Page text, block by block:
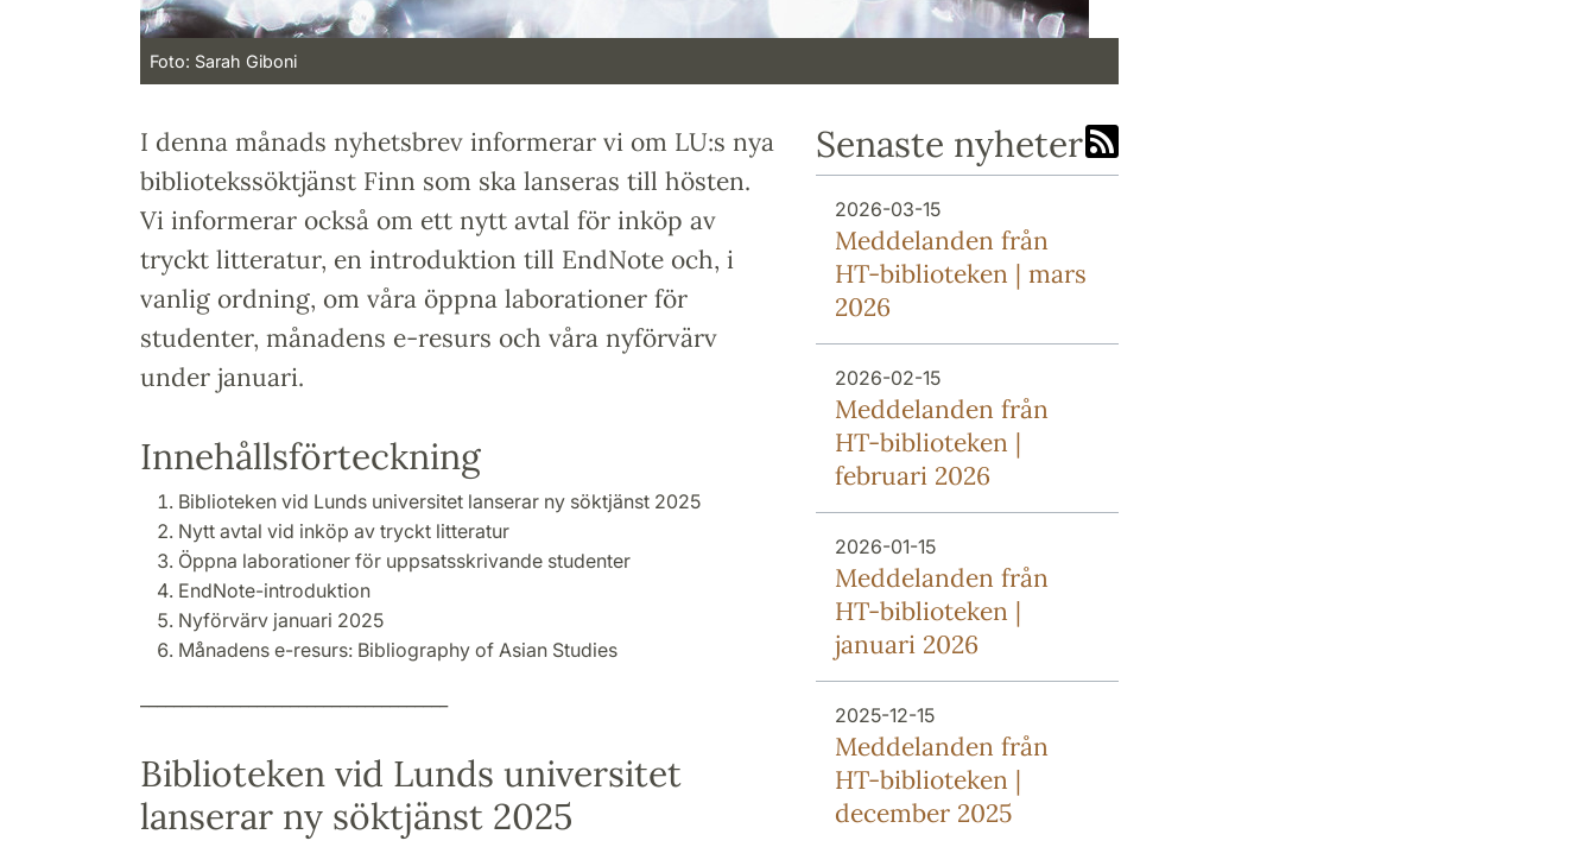
Foto: Sarah Giboni
I denna månads nyhetsbrev informerar vi om LU:s nya
bibliotekssöktjänst Finn som ska lanseras till hösten.
Vi informerar också om ett nytt avtal för inköp av
tryckt litteratur, en introduktion till EndNote och, i
vanlig ordning, om våra öppna laborationer för
studenter, månadens e-resurs och våra nyförvärv
under januari.
Innehållsförteckning
Biblioteken vid Lunds universitet lanserar ny söktjänst 2025
Nytt avtal vid inköp av tryckt litteratur
Öppna laborationer för uppsatsskrivande studenter
EndNote-introduktion
Nyförvärv januari 2025
Månadens e-resurs: Bibliography of Asian Studies
Biblioteken vid Lunds universitet
lanserar ny söktjänst 2025
Senaste nyheter
2026-03-15
Meddelanden från
HT-biblioteken | mars
2026
2026-02-15
Meddelanden från
HT-biblioteken |
februari 2026
2026-01-15
Meddelanden från
HT-biblioteken |
januari 2026
2025-12-15
Meddelanden från
HT-biblioteken |
december 2025